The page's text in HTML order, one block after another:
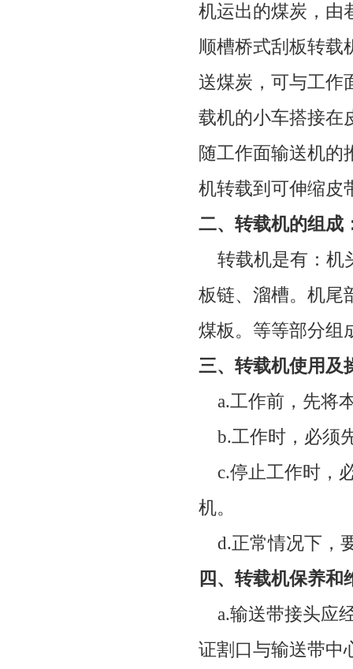
机运出的煤炭，由
顺槽桥式刮板转载
送煤炭，可与工作
载机的小车搭接在
随工作面输送机的
机转载到可伸缩皮
二、转载机的组成
转载机是有：机
板链、溜槽。机尾
煤板。等等部分组
三、转载机使用及
a.工作前，先将
b.工作时，必须
c.停止工作时，
机。
d.正常情况下，
四、转载机保养和
a.输送带接头应
证割口与输送带中